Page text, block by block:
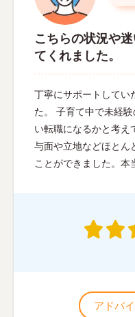
こちらの状況や
てくれました。
丁寧にサポートしてい
た。 子育て中で未経
い転職になるかと考え
与面や立地などほとん
ことができました。本
アドバ